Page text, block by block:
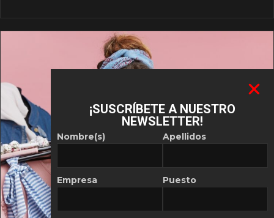
¡SUSCRÍBETE A NUESTRO
NEWSLETTER!
Nombre(s)
Empresa
Apellidos
Puesto